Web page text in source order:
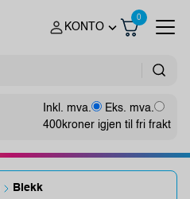
KONTO
0
Inkl. mva.
Eks. mva.
400kroner igjen til fri frakt
Blekk